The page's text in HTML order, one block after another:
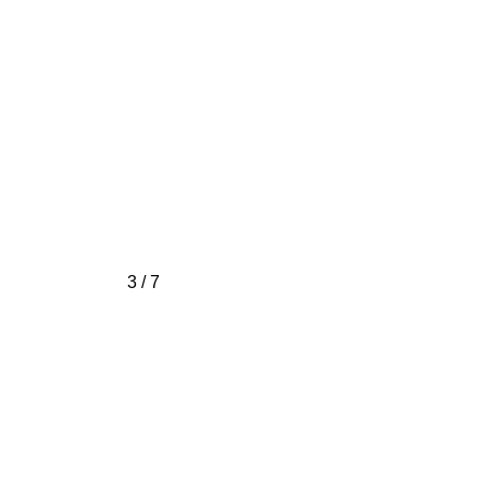
3 / 7